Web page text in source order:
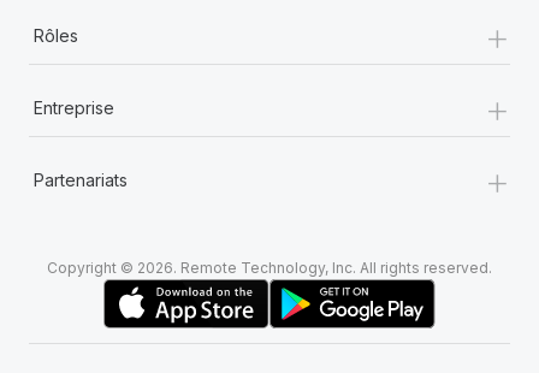
Rôles +
Entreprise +
Partenariats +
Copyright © 2026. Remote Technology, Inc. All rights reserved.